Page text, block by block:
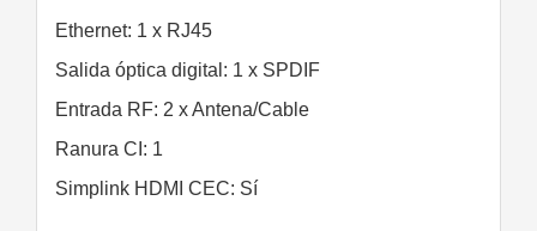
Ethernet: 1 x RJ45
Salida óptica digital: 1 x SPDIF
Entrada RF: 2 x Antena/Cable
Ranura CI: 1
Simplink HDMI CEC: Sí